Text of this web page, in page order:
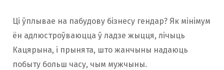
Ці ўплывае на пабудову бізнесу гендар? Як мінімум
ён адлюстроўваюцца ў ладзе жыцця, лічыць
Кацярына, і прынята, што жанчыны надаюць
побыту больш часу, чым мужчыны.